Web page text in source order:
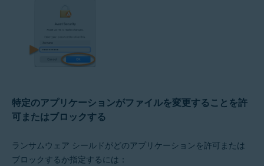
特定のアプリケーションがファイルを変更することを許
可またはブロックする
ランサムウェア シールドがどのアプリケーションを許可または
ブロックするか指定するには：